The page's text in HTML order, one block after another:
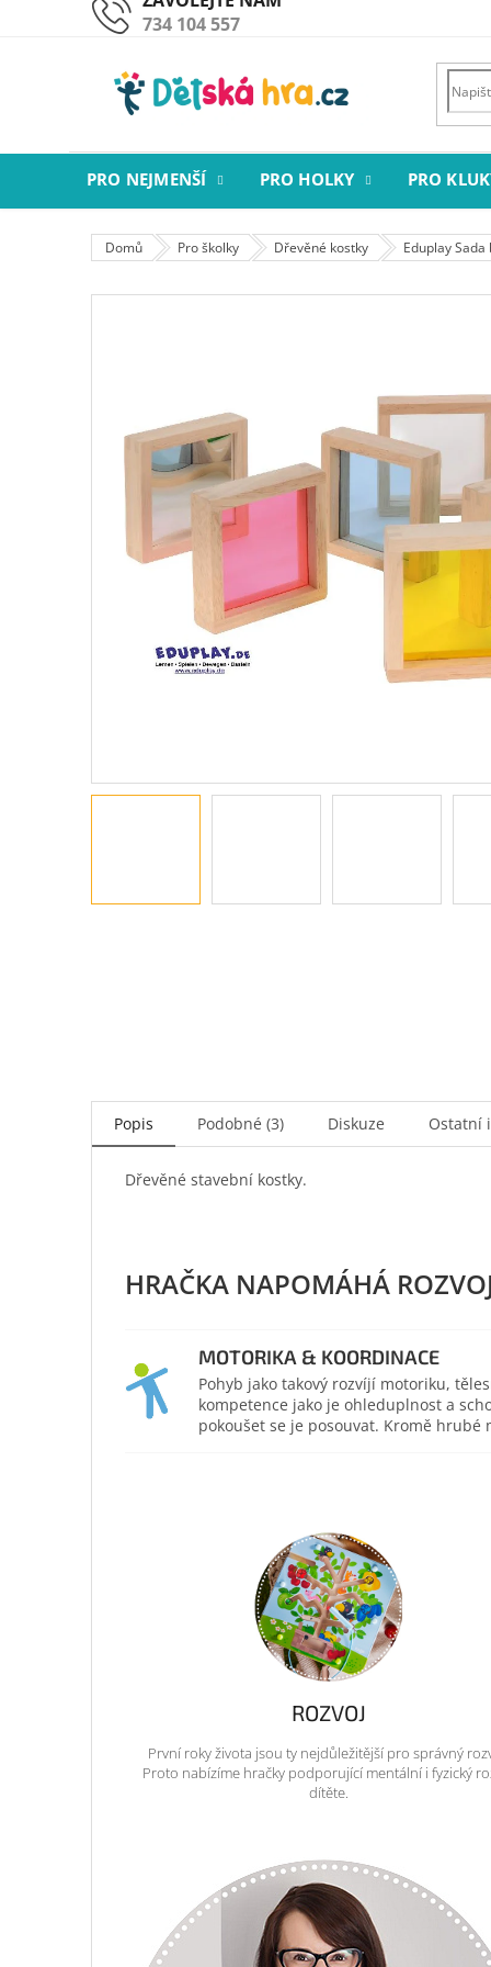
734 104 557
PRO NEJMENŠÍ PRO HOLKY PRO
Domů Pro školky Dřevěné kostky Eduplay
Popis Podobné (3) Diskuze Ostatní
Dřevěné stavební kostky.
MOTORIKA & KOORDINACE
Pohyb jako takový rozvíjí motoriku,
kompetence jako je ohleduplnost a
pokoušet se je posouvat. Kromě
ROZVOJ
První roky života jsou ty nejdůležitější pro správný
Proto nabízíme hračky podporující mentální i fyzický
dítěte.